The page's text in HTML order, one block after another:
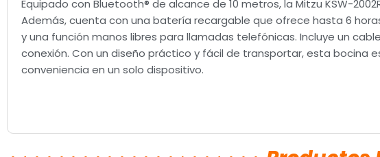
Equipado con Bluetooth® de alcance de 10 metros, la Mitzu KSW-
Además, cuenta con una batería recargable que ofrece hasta 6
y una función manos libres para llamadas telefónicas. Incluye un
conexión. Con un diseño práctico y fácil de transportar, esta bocina
conveniencia en un solo dispositivo.